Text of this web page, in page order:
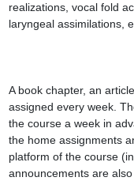
realizations, vocal fold
laryngeal assimilations,
A book chapter, an
assigned every week.
the course a week in
the home assignments
platform of the course
announcements are